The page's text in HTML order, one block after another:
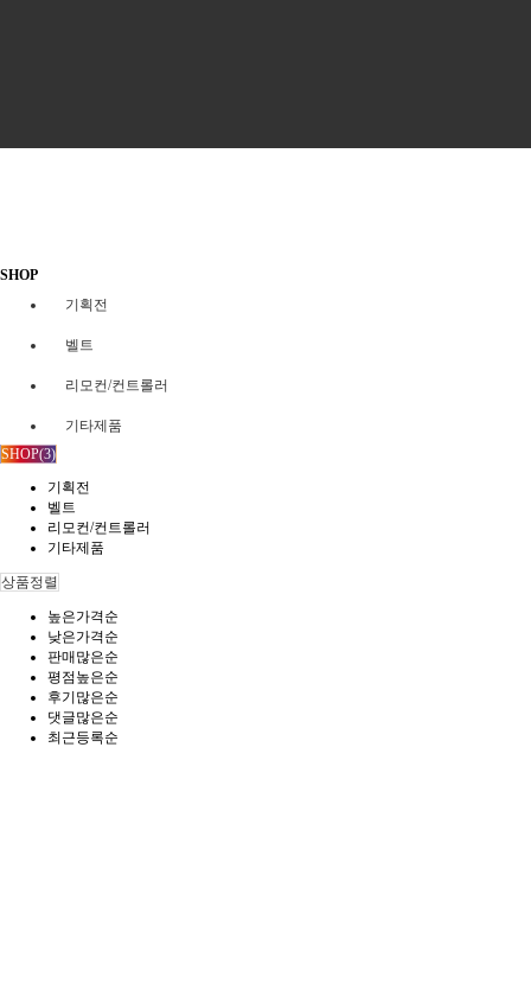
SHOP
기획전
벨트
리모컨/컨트롤러
기타제품
SHOP(3)
기획전
벨트
리모컨/컨트롤러
기타제품
상품정렬
높은가격순
낮은가격순
판매많은순
평점높은순
후기많은순
댓글많은순
최근등록순